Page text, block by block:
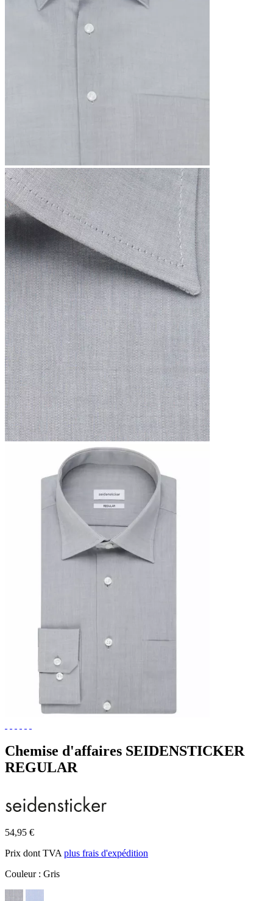
Chemise d'affaires SEIDENSTICKER
REGULAR
54,95 €
Prix dont TVA plus frais d'expédition
Couleur : Gris